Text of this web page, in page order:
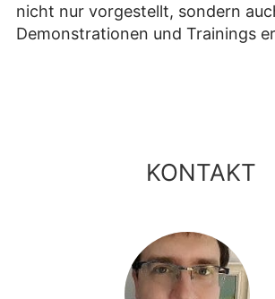
nicht nur vorgestellt, sondern
Demonstrationen und Trainings
KONTAKT